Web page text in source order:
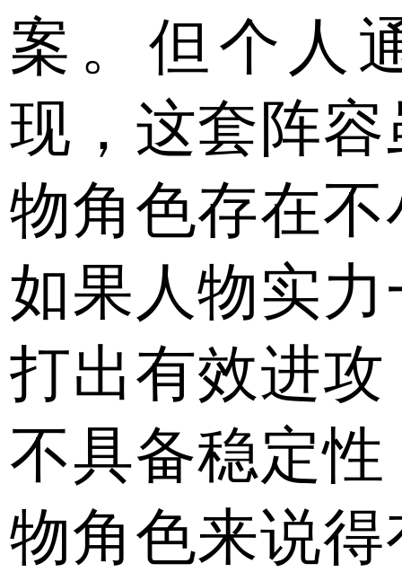
案。但个人
现，这套阵
物角色存在
如果人物实
打出有效进
不具备稳定
物角色来说